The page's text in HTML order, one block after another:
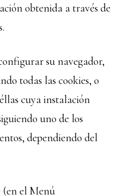
obtenida a través de
su navegador,
todas las cookies, o
cuya instalación
uno de los
dependiendo del
(en el Menú